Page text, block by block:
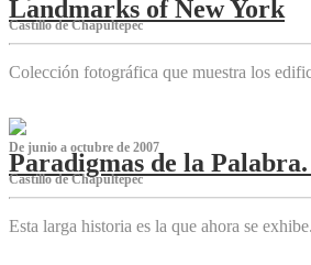
Landmarks of New York
Castillo de Chapultepec
Colección fotográfica que muestra los
De junio a octubre de 2007
Paradigmas de la
Castillo de Chapultepec
Esta larga historia es la que ahora se